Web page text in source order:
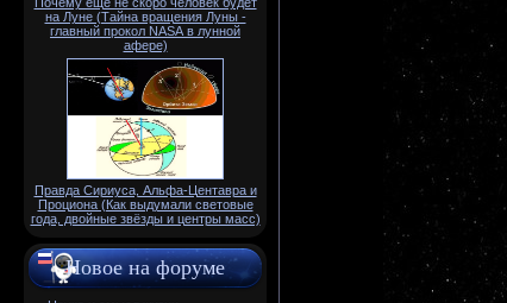
на Луне (Тайна вращения Луны -
главный прокол NАSА в лунной
афере)
Правда Сириуса, Альфа-Центавра и
Проциона (Как выдумали световые
года, двойные звёзды и центры масс)
Новое на форуме